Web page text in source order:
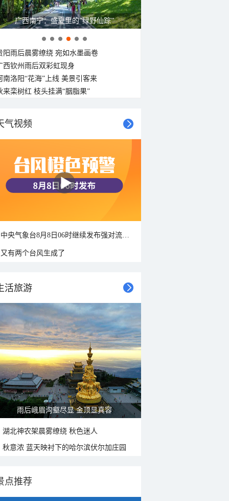
广西南宁：盛夏里的“绿野仙踪”
阳雨后晨雾缭绕 宛如水墨画卷
西钦州雨后双彩虹现身
南洛阳“花海”上线 美景引客来
来栾树红 枝头挂满“胭脂果”
气视频
又有两个台风生成了
活旅游
雨后峨眉沟壑尽显 金顶显真容
湖北神农架晨雾缭绕 秋色迷人
秋意浓 蓝天映衬下的哈尔滨伏尔加庄园
点推荐